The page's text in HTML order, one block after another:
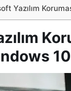
Yazılım